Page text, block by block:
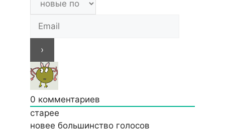
0 комментариев
старее
новее большинство голосов